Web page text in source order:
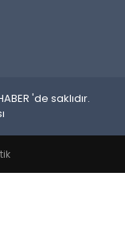
'de saklıdır.